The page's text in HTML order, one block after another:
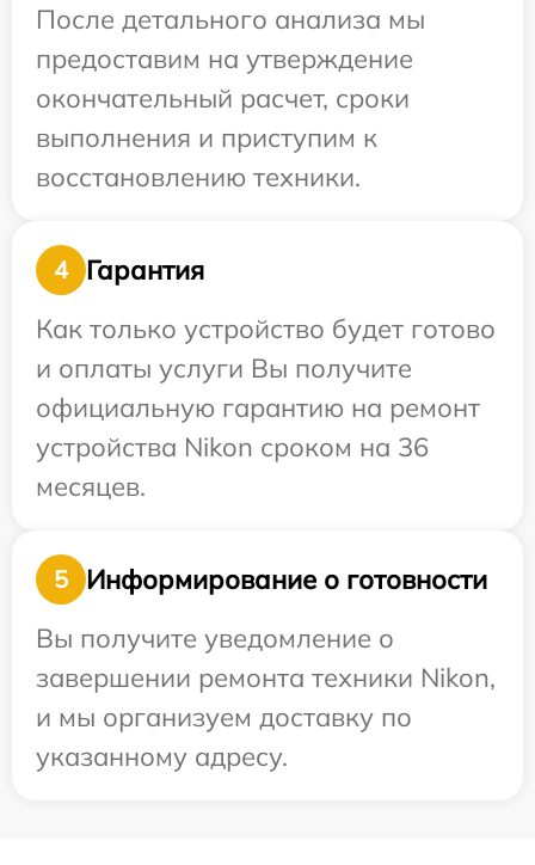
После детального анализа мы
предоставим на утверждение
окончательный расчет, сроки
выполнения и приступим к
восстановлению техники.
4
Гарантия
Как только устройство будет готово
и оплаты услуги Вы получите
официальную гарантию на ремонт
устройства Nikon сроком на 36
месяцев.
5
Информирование о готовности
Вы получите уведомление о
завершении ремонта техники Nikon,
и мы организуем доставку по
указанному адресу.